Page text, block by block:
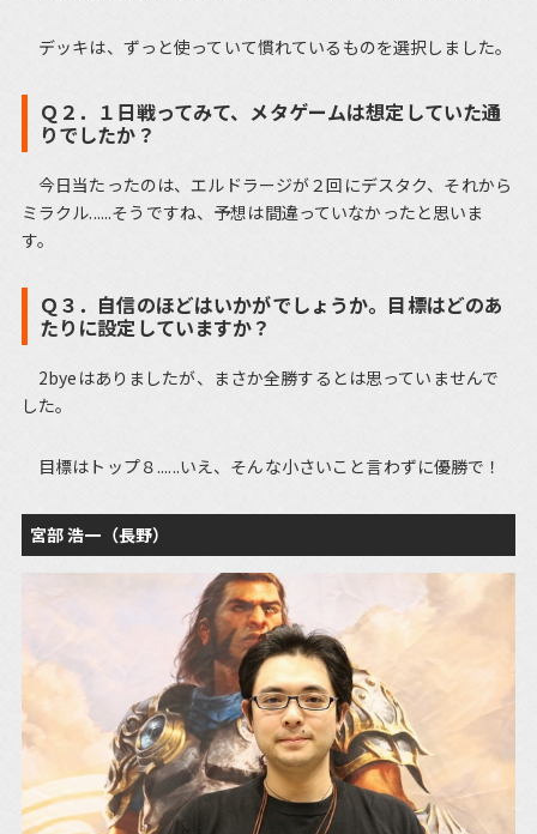
デッキは、ずっと使っていて慣れているものを選択しました。
Ｑ２．１日戦ってみて、メタゲームは想定していた通
りでしたか？
今日当たったのは、エルドラージが２回にデスタク、それから
ミラクル......そうですね、予想は間違っていなかったと思いま
す。
Ｑ３．自信のほどはいかがでしょうか。目標はどのあ
たりに設定していますか？
2byeはありましたが、まさか全勝するとは思っていませんで
した。
目標はトップ８......いえ、そんな小さいこと言わずに優勝で！
宮部 浩一（長野）